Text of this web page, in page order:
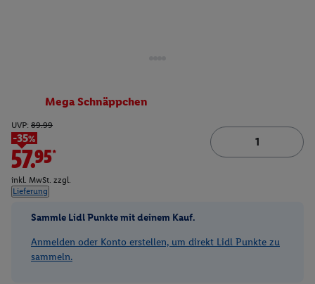
Mega Schnäppchen
UVP: 89.99
-35%
57.95*
inkl. MwSt. zzgl.
Lieferung
Sammle Lidl Punkte mit deinem Kauf.
Anmelden oder Konto erstellen, um direkt Lidl Punkte zu
sammeln.